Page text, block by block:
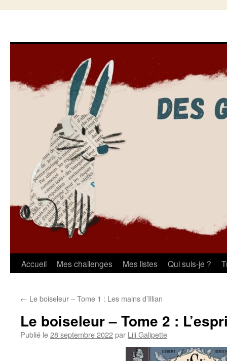
Aller
contenu
Accueil Mes challenges Mes listes Qui suis-je ?
← Le boiseleur – Tome 1 : Les mains d’Illian
Le boiseleur – Tome 2 :
Publié le28 septembre 2022par Lili Galipette